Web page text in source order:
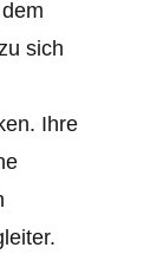
sich
Ihre